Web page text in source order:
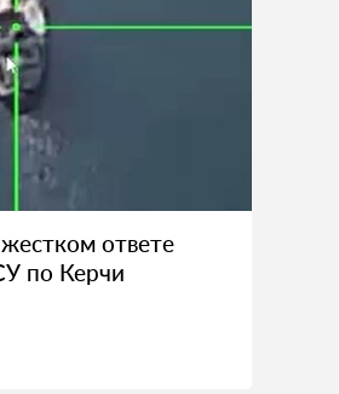
ответе
по Керчи